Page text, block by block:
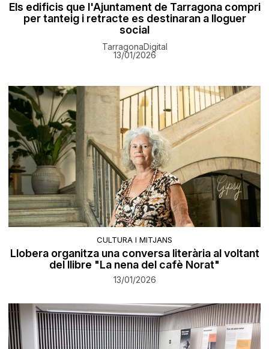
Els edificis que l'Ajuntament de Tarragona compri
per tanteig i retracte es destinaran a lloguer
social
TarragonaDigital
13/01/2026
CULTURA I MITJANS
Llobera organitza una conversa literària al voltant
del llibre "La nena del cafè Norat"
13/01/2026